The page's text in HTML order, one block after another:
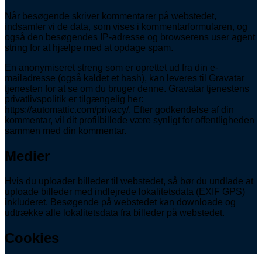
Når besøgende skriver kommentarer på webstedet,
indsamler vi de data, som vises i kommentarformularen, og
også den besøgendes IP-adresse og browserens user agent
string for at hjælpe med at opdage spam.
En anonymiseret streng som er oprettet ud fra din e-
mailadresse (også kaldet et hash), kan leveres til Gravatar
tjenesten for at se om du bruger denne. Gravatar tjenestens
privatlivspolitik er tilgængelig her:
https://automattic.com/privacy/. Efter godkendelse af din
kommentar, vil dit profilbillede være synligt for offentligheden
sammen med din kommentar.
Medier
Hvis du uploader billeder til webstedet, så bør du undlade at
uploade billeder med indlejrede lokalitetsdata (EXIF GPS)
inkluderet. Besøgende på webstedet kan downloade og
udtrække alle lokalitetsdata fra billeder på webstedet.
Cookies